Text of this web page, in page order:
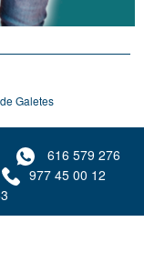
Galetes
616 579 276
977 45 00 12